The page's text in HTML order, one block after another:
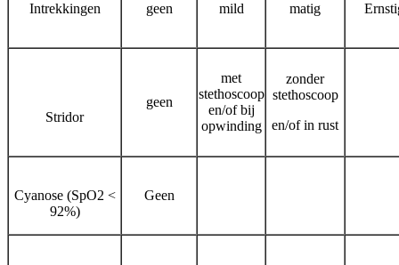
Intrekkingen geen mild matig
Stridor
geen
met
stethoscoop
en/of bij
opwinding
zonder
stethoscoop
en/of in rust
Cyanose (SpO2<
92%)
Geen